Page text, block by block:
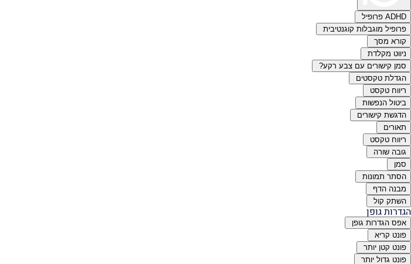
ADHD פרופיל
פרופיל מוגבלות קוגנטיבית
קורא מסך
ניווט מקלדת
סמן קישורים עם צבע רקע?
הגדלת טקסטים
ריווח טקסט
ביטול הנפשות
הדגשת קישורים
תאורים
ריווח טקסט
גובה שורה
סמן
הסתר תמונות
מבנה הדף
השתק קול
הגדרות גופן
אפס הגדרות גופן
פונט קריא
פונט קטן יותר
פונט גדול יותר